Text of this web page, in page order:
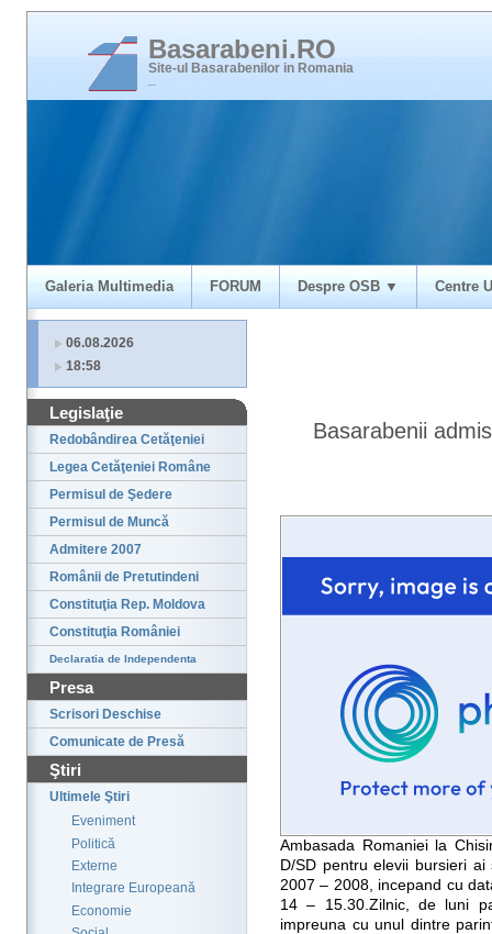
Basarabeni.RO
Site-ul Basarabenilor in Romania
Galeria Multimedia FORUM Despre OSB ▼ Centre
06.08.2026
18:58
Legislaţie
Redobândirea Cetăţeniei
Legea Cetăţeniei Române
Permisul de Şedere
Permisul de Muncă
Admitere 2007
Românii de Pretutindeni
Constituţia Rep. Moldova
Constituţia României
Declaratia de Independenta
Presa
Scrisori Deschise
Comunicate de Presă
Ştiri
Ultimele Ştiri
Eveniment
Politică
Externe
Integrare Europeană
Economie
Basarabenii
Ambasada Romaniei la
D/SD pentru elevii bursieri
2007 – 2008, incepand cu
14 – 15.30.Zilnic, de luni
impreuna cu unul dintre